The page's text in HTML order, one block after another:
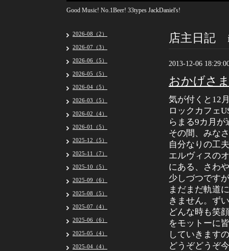
Good Music! No.1Beer! 33types JackDaniel's!
店主日記
2013-12-06
おかげさ
気が付くと12
ロックカフェ
らまる9カ月が
その間、みな
自分なりの工
エルヴィスの
にある、さわ
少しづつです
まだまだ軌道
きません。ず
どんな時も笑
をモットーに
していきます
どうぞどうぞ
2026-08（2）
2026-07（3）
2026-06（5）
2026-05（5）
2026-04（5）
2026-03（5）
2026-02（4）
2026-01（5）
2025-12（5）
2025-11（7）
2025-10（5）
2025-09（6）
2025-08（5）
2025-07（4）
2025-06（6）
2025-05（4）
2025-04（4）